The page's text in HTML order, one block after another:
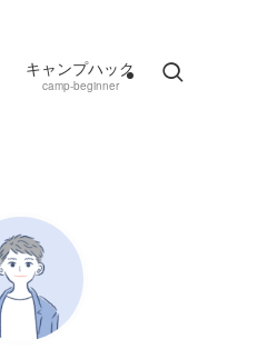
キャンプハック
camp-beginner